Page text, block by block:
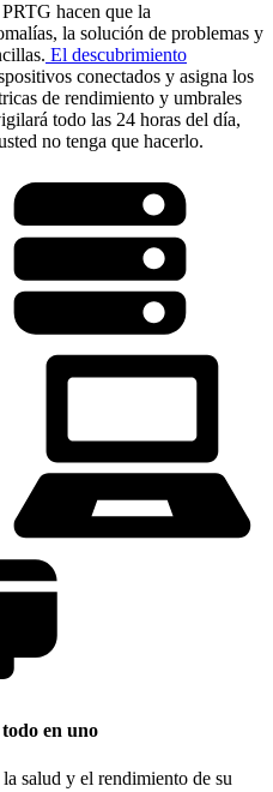
hacen que la
la solución de problemas y
El descubrimiento
conectados y asigna los
de rendimiento y umbrales
todo las 24 horas del día,
no tenga que hacerlo.
en uno
salud y el rendimiento de su